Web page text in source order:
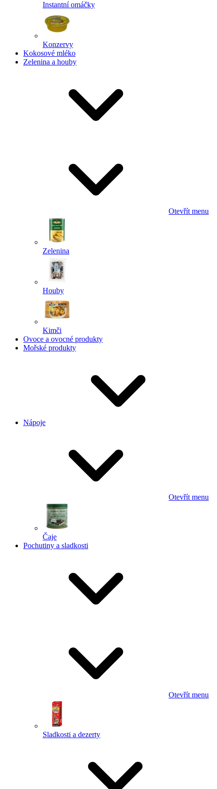
Instantní omáčky
Konzervy
Kokosové mléko
Zelenina a houby
Otevřít menu
Zelenina
Houby
Kimči
Ovoce a ovocné produkty
Mořské produkty
Nápoje
Otevřít menu
Čaje
Pochutiny a sladkosti
Otevřít menu
Sladkosti a dezerty